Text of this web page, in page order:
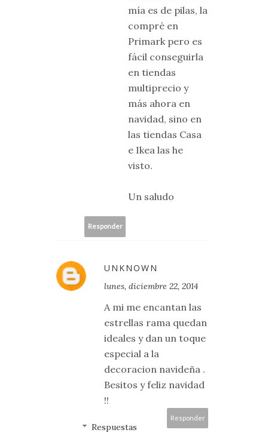
mía es de pilas, la
compré en
Primark pero es
fácil conseguirla
en tiendas
multiprecio y
más ahora en
navidad, sino en
las tiendas Casa
e Ikea las he
visto.
Un saludo
Responder
UNKNOWN
lunes, diciembre 22, 2014
A mi me encantan las
estrellas rama quedan
ideales y dan un toque
especial a la
decoracion navideña .
Besitos y feliz navidad
!!
Responder
Respuestas